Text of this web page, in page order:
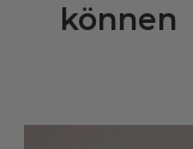
können